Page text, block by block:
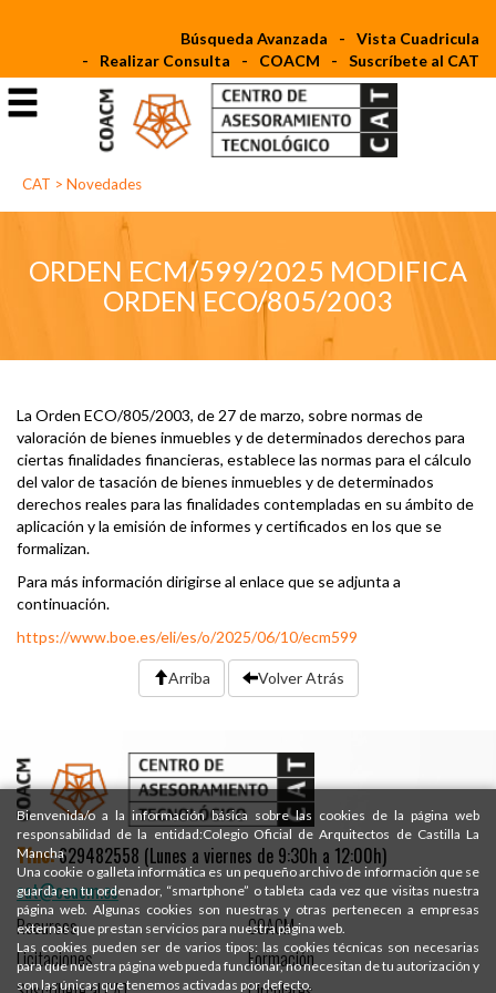
Búsqueda Avanzada
Vista Cuadricula
Realizar Consulta
COACM Suscríbete al CAT
CAT > Novedades
ORDEN ECM/599/2025 MODIFICA
ORDEN ECO/805/2003
La Orden ECO/805/2003, de 27 de marzo, sobre normas de
valoración de bienes inmuebles y de determinados derechos para
ciertas finalidades financieras, establece las normas para el cálculo
del valor de tasación de bienes inmuebles y de determinados
derechos reales para las finalidades contempladas en su ámbito de
aplicación y la emisión de informes y certificados en los que se
formalizan.
Para más información dirigirse al enlace que se adjunta a
continuación.
https://www.boe.es/eli/es/o/2025/06/10/ecm599
Arriba Volver Atrás
Tfno:629482558 (Lunes a viernes de 9:30h a 12:00h)
cat@coacm.es
Recursos
Licitaciones
COACM
Formación
Bienvenida/o a la información básica sobre las cookies de la página web
responsabilidad de la entidad:Colegio Oficial de Arquitectos de Castilla La
Mancha
Una cookie o galleta informática es un pequeño archivo de información que se
guarda en tu ordenador, “smartphone” o tableta cada vez que visitas nuestra
página web. Algunas cookies son nuestras y otras pertenecen a empresas
externas que prestan servicios para nuestra página web.
Las cookies pueden ser de varios tipos: las cookies técnicas son necesarias
para que nuestra página web pueda funcionar, no necesitan de tu autorización y
son las únicas que tenemos activadas por defecto.